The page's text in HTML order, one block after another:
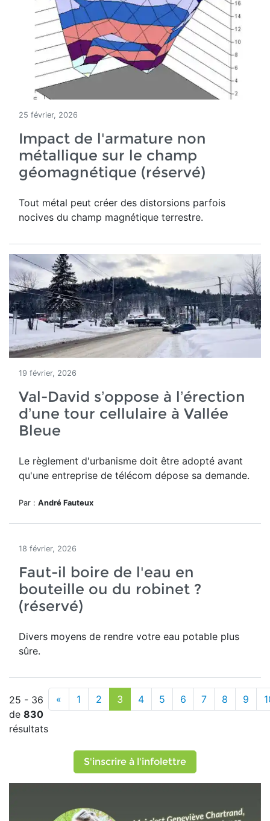
25 février, 2026
Impact de l'armature non
métallique sur le champ
géomagnétique (réservé)
Tout métal peut créer des distorsions parfois
nocives du champ magnétique terrestre.
19 février, 2026
Val-David s’oppose à l’érection
d’une tour cellulaire à Vallée
Bleue
Le règlement d'urbanisme doit être adopté avant
qu'une entreprise de télécom dépose sa demande.
Par : André Fauteux
18 février, 2026
Faut-il boire de l'eau en
bouteille ou du robinet ?
(réservé)
Divers moyens de rendre votre eau potable plus
sûre.
25 - 36
de 830
résultats
« 1 2 3 4 5 6 7 8 9
S'inscrire à l'infolettre